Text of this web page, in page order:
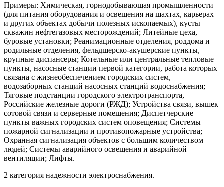
Примеры: Химическая, горнодобывающая промышленности
(для питания оборудования и освещения на шахтах, карьерах
и других объектах добычи полезных ископаемых), кусты
скважин нефтегазовых месторождений; Литейные цеха,
буровые установки; Реанимационные отделения, роддома и
родильные отделения, фельдшерско-акушерские пункты,
крупные диспансеры; Котельные или центральные тепловые
пункты, насосные станции первой категории, работа которых
связана с жизнеобеспечением городских систем,
водозаборных станций насосных станций водоснабжения;
Тяговые подстанции городского электротранспорта,
Российские железные дороги (РЖД); Устройства связи, вышек
сотовой связи и серверные помещения; Диспетчерские
пункты важных городских систем оповещения; Системы
пожарной сигнализации и противопожарные устройства;
Охранная сигнализация объектов с большим количеством
людей; Системы аварийного освещения и аварийной
вентиляции; Лифты.
2 категория надежности электроснабжения.